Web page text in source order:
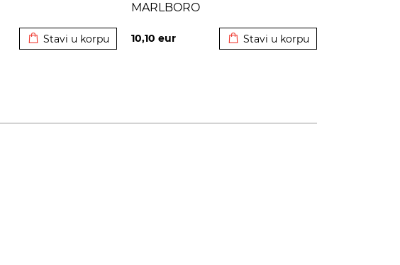
Stavi u korpu
MARLBORO
10,10 eur Stavi u korpu